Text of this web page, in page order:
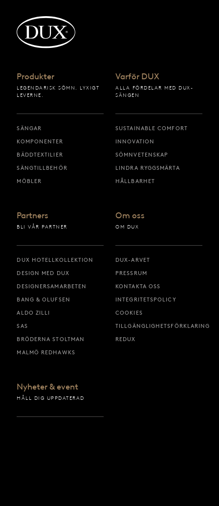
Produkter
LEGENDARISK SÖMN. LYXIGT
LEVERNE.
SÄNGAR
KOMPONENTER
BÄDDTEXTILIER
SÄNGTILLBEHÖR
MÖBLER
Varför DUX
ALLA FÖRDELAR MED DUX-
SÄNGEN
SUSTAINABLE COMFORT
INNOVATION
SÖMNVETENSKAP
LINDRA RYGGSMÄRTA
HÅLLBARHET
Partners
BLI VÅR PARTNER
DUX HOTELLKOLLEKTION
DESIGN MED DUX
DESIGNERSAMARBETEN
BANG & OLUFSEN
ALDO ZILLI
SAS
BRÖDERNA STOLTMAN
MALMÖ REDHAWKS
Om oss
OM DUX
DUX-ARVET
PRESSRUM
KONTAKTA OSS
INTEGRITETSPOLICY
COOKIES
TILLGÄNGLIGHETSFÖRKLARING
REDUX
Nyheter & event
HÅLL DIG UPPDATERAD